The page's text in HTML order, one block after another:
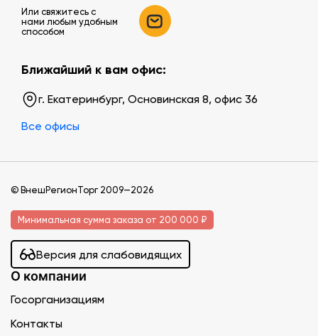
Или свяжитесь c
нами любым удобным
способом
Ближайший к вам офис:
г. Екатеринбург, Основинская 8, офис 36
Все офисы
© ВнешРегионТорг 2009—2026
Минимальная сумма заказа от 200 000 ₽
Версия для слабовидящих
О компании
Госорганизациям
Контакты